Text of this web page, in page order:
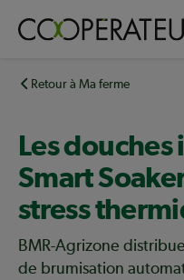
principalRetour à Ma ferme
Les
Smart
stress
BMR-Agrizone
de brumisation